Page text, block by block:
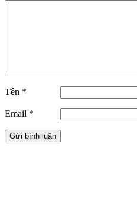
Tên *
Email *